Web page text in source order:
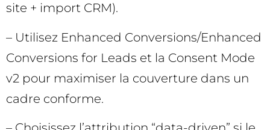
site + import CRM).
– Utilisez Enhanced Conversions/Enhanced
Conversions for Leads et la Consent Mode
v2 pour maximiser la couverture dans un
cadre conforme.